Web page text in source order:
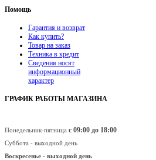
Помощь
Гарантия и возврат
Как купить?
Товар на заказ
Техника в кредит
Сведения носят
информационный
характер
ГРАФИК РАБОТЫ МАГАЗИНА
Понедельник-пятница с 09:00 до 18:00
Суббота - выходной день
Воскресенье - выходной день